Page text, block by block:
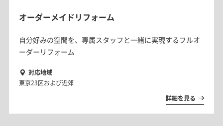
オーダーメイドリフォーム
自分好みの空間を、専属スタッフと一緒に実現するフルオ
ーダーリフォーム
対応地域
東京23区および近郊
詳細を見る